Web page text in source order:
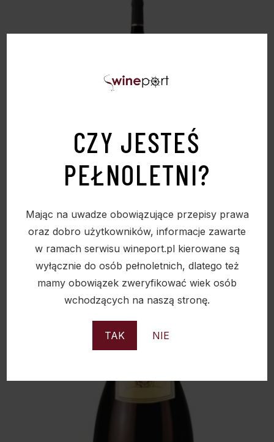
CZY JESTEŚ
PEŁNOLETNI?
Mając na uwadze obowiązujące przepisy prawa
oraz dobro użytkowników, informacje zawarte
w ramach serwisu wineport.pl kierowane są
wyłącznie do osób pełnoletnich, dlatego też
mamy obowiązek zweryfikować wiek osób
wchodzących na naszą stronę.
TAK NIE
CHEVALIER LAUBRAC – CZERWONE
15,00